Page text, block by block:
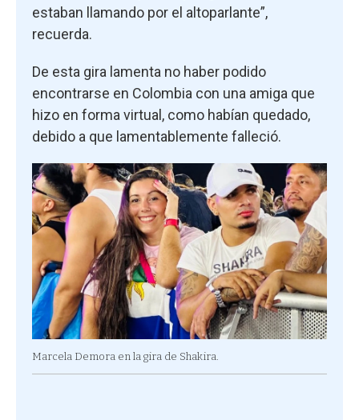
estaban llamando por el altoparlante”,
recuerda.
De esta gira lamenta no haber podido
encontrarse en Colombia con una amiga que
hizo en forma virtual, como habían quedado,
debido a que lamentablemente falleció.
Marcela Demora en la gira de Shakira.